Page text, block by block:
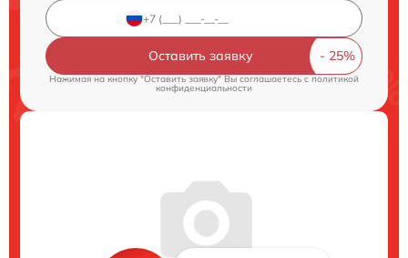
Оставить заявку
Нажимая на кнопку "Оставить заявку" Вы соглашаетесь cполитикой
конфиденциальности